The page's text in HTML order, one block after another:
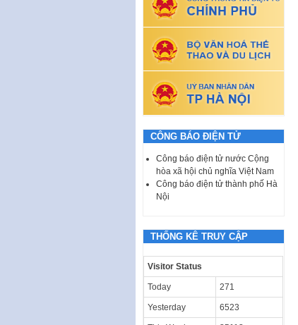
CÔNG BÁO ĐIỆN TỬ
Công báo điện tử nước Cộng
hòa xã hội chủ nghĩa Việt Nam
Công báo điện tử thành phố Hà
Nội
THỐNG KÊ TRUY CẬP
Visitor Status
Today 271
Yesterday 6523